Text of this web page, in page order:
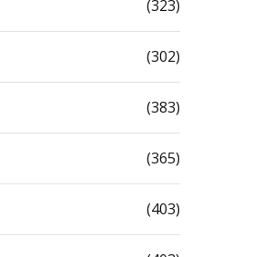
(323)
(302)
(383)
(365)
(403)